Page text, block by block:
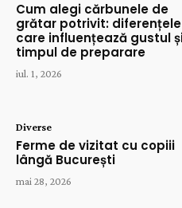
Cum alegi cărbunele de
grătar potrivit: diferențele
care influențează gustul
timpul de preparare
iul. 1, 2026
Diverse
Ferme de vizitat cu copiii
lângă București
mai 28, 2026